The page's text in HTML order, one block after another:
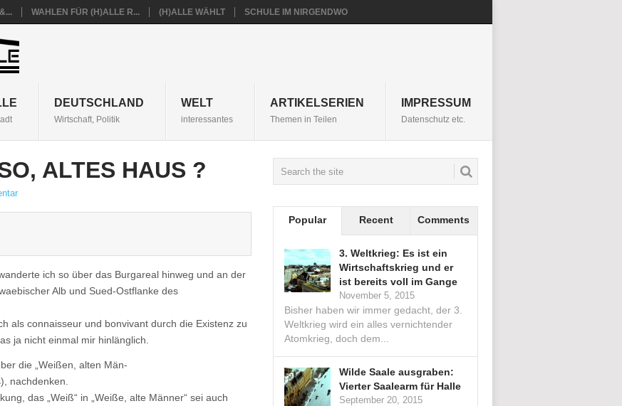
WAHLEN FÜR (H)ALLE R... (H)ALLE WÄHLT SCHULE IM NIRGENDWO
DEUTSCHLAND
Wirtschaft, Politik
WELT
interessantes
ARTIKELSERIEN
Themen in Teilen
IMPRESSUM
Datenschutz etc.
ALTES HAUS ?
ich so über das Burgareal hinweg und an der
Alb und Sued-Ostflanke des
als connaisseur und bonvivant durch die Existenz zu
ja nicht einmal mir hinlänglich.
die „Weißen, alten Män-
nachdenken.
das „Weiß“ in „Weiße, alte Männer“ sei auch
Popular Recent Comments
3. Weltkrieg: Es ist ein
Wirtschaftskrieg und er
ist bereits voll im Gange
November 5, 2015
Bisher haben wir immer gedacht, der 3.
Weltkrieg wird ein alles vernichtender
Atomkrieg, doch dem...
Wilde Saale ausgraben:
Vierter Saalearm für Halle
September 20, 2015